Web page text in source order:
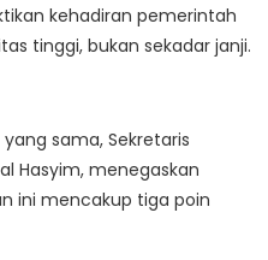
kehadiran pemerintah
tinggi, bukan sekadar janji.
sama, Sekretaris
Hasyim, menegaskan
ini mencakup tiga poin